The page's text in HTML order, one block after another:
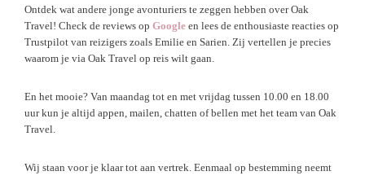
Ontdek wat andere jonge avonturiers te zeggen hebben over Oak
Travel! Check de reviews opGoogle en lees de enthousiaste reacties op
Trustpilot van reizigers zoals Emilie en Sarien. Zij vertellen je precies
waarom je via Oak Travel op reis wilt gaan.
En het mooie? Van maandag tot en met vrijdag tussen 10.00 en 18.00
uur kun je altijd appen, mailen, chatten of bellen met het team van Oak
Travel.
Wij staan voor je klaar tot aan vertrek. Eenmaal op bestemming neemt